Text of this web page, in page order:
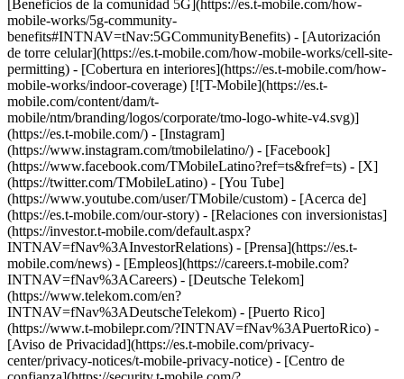
- [Acerca de]
(https://es.t-mobile.com/our-story) - [Relaciones con inversionistas]
(https://investor.t-mobile.com/default.aspx?
INTNAV=fNav%3AInvestorRelations) - [Prensa](https://es.t-
mobile.com/news) - [Empleos](https://careers.t-mobile.com?
INTNAV=fNav%3ACareers) - [Deutsche Telekom]
(https://www.telekom.com/en?
INTNAV=fNav%3ADeutscheTelekom) - [Puerto Rico]
(https://www.t-mobilepr.com/?INTNAV=fNav%3APuertoRico) -
[Aviso de Privacidad](https://es.t-mobile.com/privacy-
center/privacy-notices/t-mobile-privacy-notice) - [Centro de